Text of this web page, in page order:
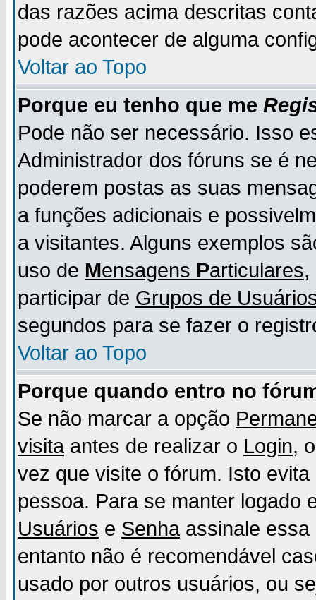
das razões acima descritas
pode acontecer de alguma
Voltar ao Topo
Porque eu tenho que me
Pode não ser necessário. Isso
Administrador dos fóruns se é
poderem postas as suas
a funções adicionais e
a visitantes. Alguns exemplos
uso de Mensagens Particulares,
participar de Grupos de
segundos para se fazer o
Voltar ao Topo
Porque quando entro no
Se não marcar a opção
visitaantes de realizar o Login,
vez que visite o fórum. Isto
pessoa. Para se manter
Usuários e Senhaassinale essa
entanto não é recomendável
usado por outros usuários, ou